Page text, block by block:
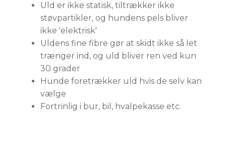
Uld er ikke statisk, tiltrækker ikke
støvpartikler, og hundens pels bliver
ikke 'elektrisk'
Uldens fine fibre gør at skidt ikke så let
trænger ind, og uld bliver ren ved kun
30 grader
Hunde foretrækker uld hvis de selv kan
vælge
Fortrinlig i bur, bil, hvalpekasse etc.